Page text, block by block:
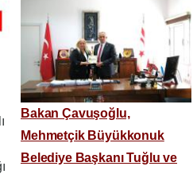
Bakan Çavuşoğlu,
Mehmetçik Büyükkonuk
Belediye Başkanı Tuğlu ve